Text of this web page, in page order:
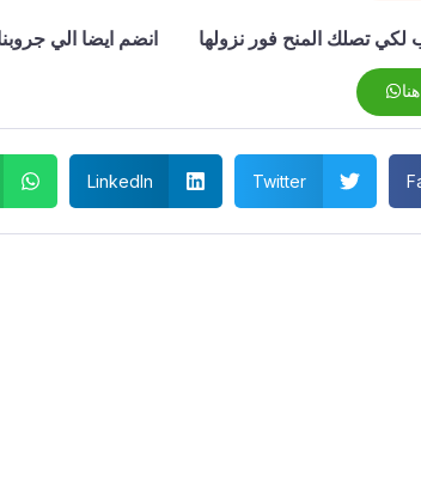
تصلك المنح فور نزولها انضم ايضا الي
Twitter
LinkedIn